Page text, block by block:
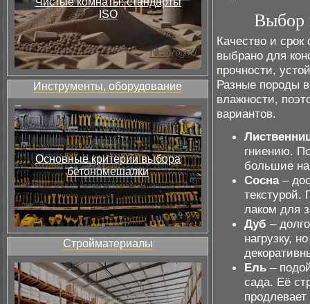
ISO
Инструменты, оборудование
Основные критерии выбора
бетономешалки
Стройматериалы
Выбор
Качество и
выбрано для
прочности,
Разные породы
влажности,
вариантов.
гниению.
большие
Сосна–
текстурой.
лаком для
Дуб –
нагрузку,
Ель –
сада. Её